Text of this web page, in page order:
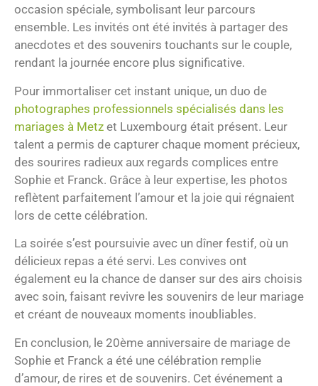
occasion spéciale, symbolisant leur parcours
ensemble. Les invités ont été invités à partager des
anecdotes et des souvenirs touchants sur le couple,
rendant la journée encore plus significative.
Pour immortaliser cet instant unique, un duo de
photographes professionnels spécialisés dans les
mariages à Metz et Luxembourg était présent. Leur
talent a permis de capturer chaque moment précieux,
des sourires radieux aux regards complices entre
Sophie et Franck. Grâce à leur expertise, les photos
reflètent parfaitement l’amour et la joie qui régnaient
lors de cette célébration.
La soirée s’est poursuivie avec un dîner festif, où un
délicieux repas a été servi. Les convives ont
également eu la chance de danser sur des airs choisis
avec soin, faisant revivre les souvenirs de leur mariage
et créant de nouveaux moments inoubliables.
En conclusion, le 20ème anniversaire de mariage de
Sophie et Franck a été une célébration remplie
d’amour, de rires et de souvenirs. Cet événement a